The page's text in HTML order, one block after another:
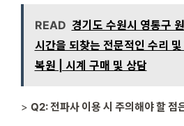
READ 경기도 수원시 영통구
시간을 되찾는 전문적인 수리
복원 | 시계 구매 및 상담
> Q2: 전파사 이용 시 주의해야 할 점